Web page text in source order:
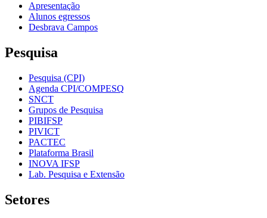
Apresentação
Alunos egressos
Desbrava Campos
Pesquisa
Pesquisa (CPI)
Agenda CPI/COMPESQ
SNCT
Grupos de Pesquisa
PIBIFSP
PIVICT
PACTEC
Plataforma Brasil
INOVA IFSP
Lab. Pesquisa e Extensão
Setores